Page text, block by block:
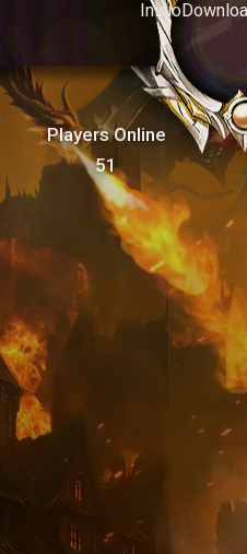
Inicio
Players Online
51